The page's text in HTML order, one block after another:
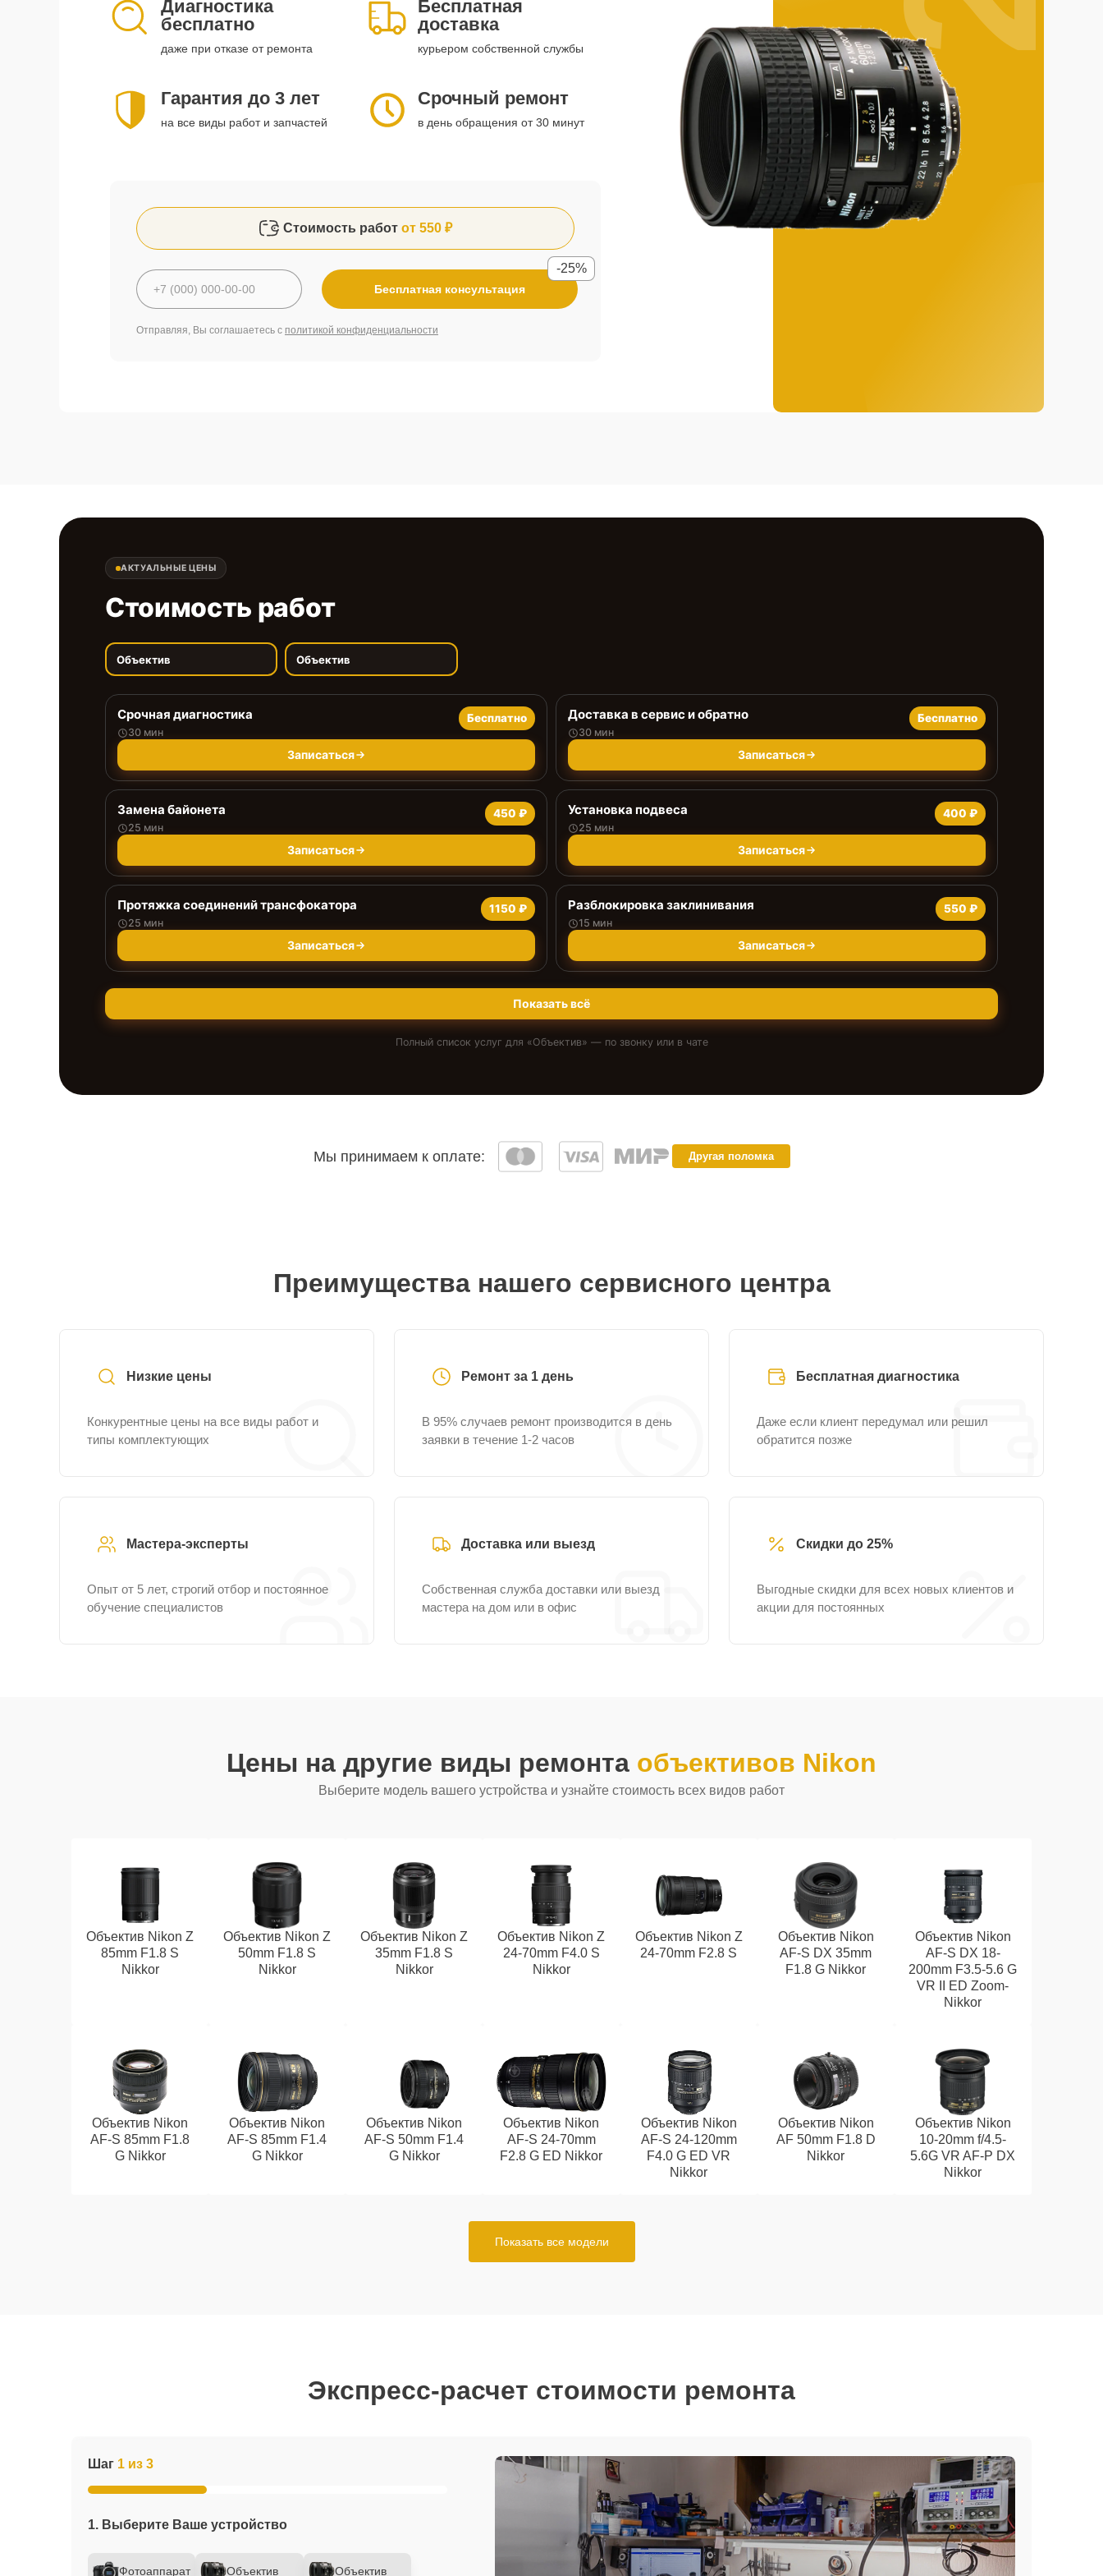
Диагностика
бесплатно
даже при отказе от ремонта
Бесплатная
доставка
курьером собственной службы
Гарантия до 3 лет
на все виды работ и запчастей
Срочный ремонт
в день обращения от 30 минут
Стоимость работ от 550 ₽
Бесплатная консультация
-25%
Отправляя, Вы соглашаетесь с политикой конфиденциальности
АКТУАЛЬНЫЕ ЦЕНЫ
Стоимость работ
Объектив Объектив
Срочная диагностика
30 мин
Бесплатно
Записаться
Доставка в сервис и обратно
30 мин
Бесплатно
Записаться
Замена байонета
25 мин
450 ₽
Записаться
Установка подвеса
25 мин
400 ₽
Записаться
Протяжка соединений трансфокатора
25 мин
1150 ₽
Записаться
Разблокировка заклинивания
15 мин
550 ₽
Записаться
Показать всё
Полный список услуг для «Объектив» — по звонку или в чате
Мы принимаем к оплате: Другая поломка
Преимущества нашего сервисного центра
Низкие цены
Конкурентные цены на все виды работ и
типы комплектующих
Ремонт за 1 день
В 95% случаев ремонт производится в день
заявки в течение 1-2 часов
Бесплатная диагностика
Даже если клиент передумал или решил
обратится позже
Мастера-эксперты
Опыт от 5 лет, строгий отбор и постоянное
обучение специалистов
Доставка или выезд
Собственная служба доставки или выезд
мастера на дом или в офис
Скидки до 25%
Выгодные скидки для всех новых клиентов и
акции для постоянных
Цены на другие виды ремонта объективов Nikon
Выберите модель вашего устройства и узнайте стоимость всех видов работ
Объектив Nikon Z
85mm F1.8 S
Nikkor
Объектив Nikon Z
50mm F1.8 S
Nikkor
Объектив Nikon Z
35mm F1.8 S
Nikkor
Объектив Nikon Z
24-70mm F4.0 S
Nikkor
Объектив Nikon Z
24-70mm F2.8 S
Объектив Nikon
AF-S DX 35mm
F1.8 G Nikkor
Объектив Nikon
AF-S DX 18-
200mm F3.5-5.6 G
VR II ED Zoom-
Nikkor
Объектив Nikon
AF-S 85mm F1.8
G Nikkor
Объектив Nikon
AF-S 85mm F1.4
G Nikkor
Объектив Nikon
AF-S 50mm F1.4
G Nikkor
Объектив Nikon
AF-S 24-70mm
F2.8 G ED Nikkor
Объектив Nikon
AF-S 24-120mm
F4.0 G ED VR
Nikkor
Объектив Nikon
AF 50mm F1.8 D
Nikkor
Объектив Nikon
10-20mm f/4.5-
5.6G VR AF-P DX
Nikkor
Показать все модели
Экспресс-расчет стоимости ремонта
Шаг 1 из 3
1. Выберите Ваше устройство
Фотоаппарат Объектив Объектив